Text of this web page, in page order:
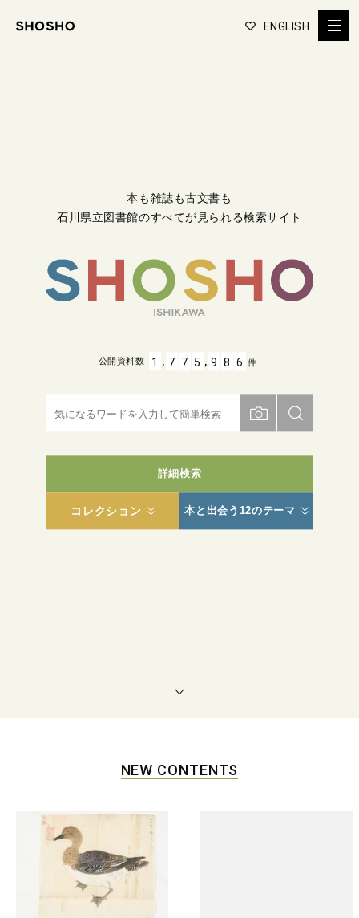
ENGLISH
本も雑誌も古文書も
石川県立図書館のすべてが見られる検索サイト
詳細検索
コレクション 本と出会う12のテーマ
公開資料数 1 , 7 7 5 , 9 8 6 件
NEW CONTENTS